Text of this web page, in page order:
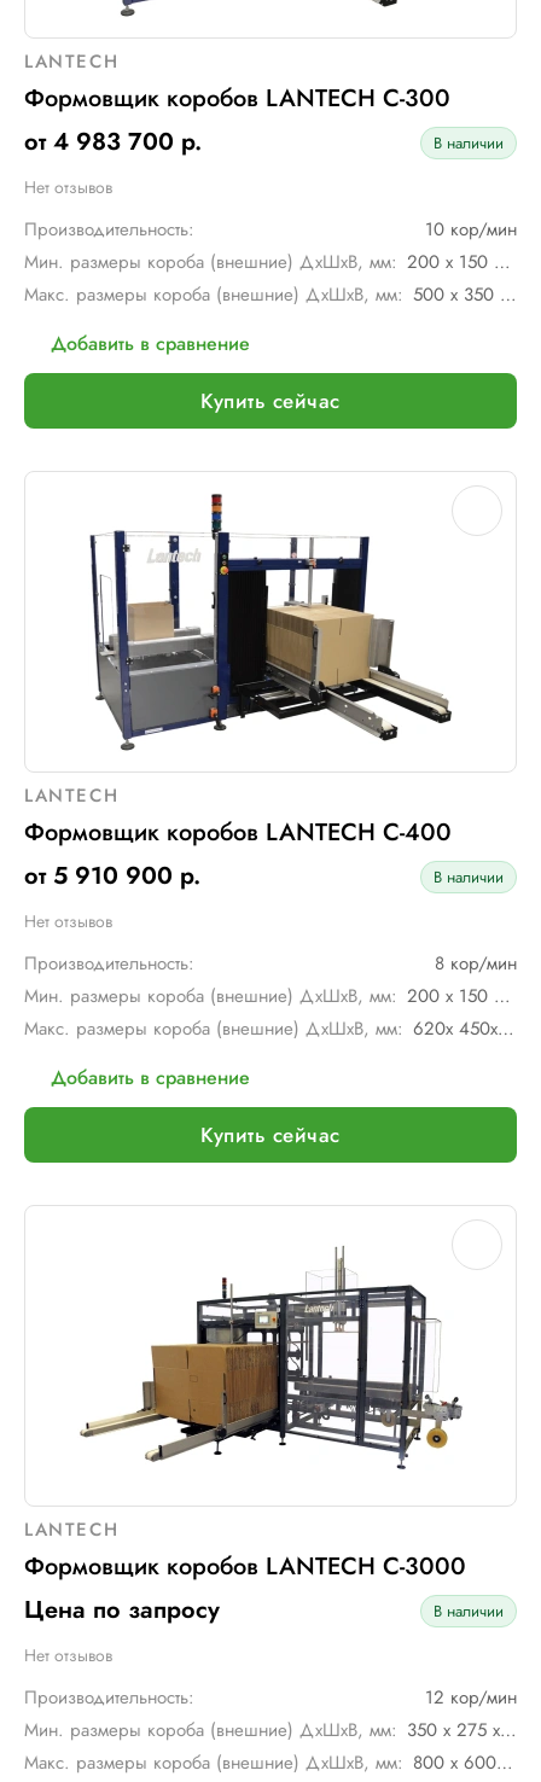
LANTECH
Формовщик коробов LANTECH С-300
от 4 983 700 р.
В наличии
Нет отзывов
Производительность:
10 кор/мин
Мин. размеры короба (внешние) ДхШхВ, мм:
200 х 150 х 150
Макс. размеры короба (внешние) ДхШхВ, мм:
500 х 350 х 600
Добавить в сравнение
Купить сейчас
LANTECH
Формовщик коробов LANTECH С-400
от 5 910 900 р.
В наличии
Нет отзывов
Производительность:
8 кор/мин
Мин. размеры короба (внешние) ДхШхВ, мм:
200 х 150 х 250
Макс. размеры короба (внешние) ДхШхВ, мм:
620х 450х 650
Добавить в сравнение
Купить сейчас
LANTECH
Формовщик коробов LANTECH С-3000
Цена по запросу
В наличии
Нет отзывов
Производительность:
12 кор/мин
Мин. размеры короба (внешние) ДхШхВ, мм:
350 х 275 х 300
Макс. размеры короба (внешние) ДхШхВ, мм:
800 х 600 х 850